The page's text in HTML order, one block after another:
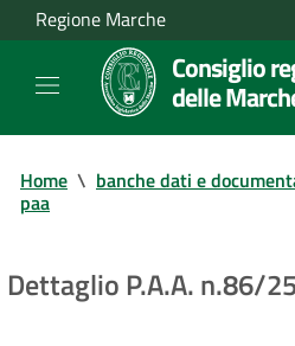
Regione Marche
Consiglio
delle
Home \ banche dati e
paa
Dettaglio P.A.A. n.86/